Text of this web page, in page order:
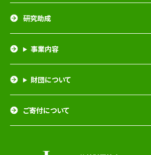
研究助成
事業内容
財団について
ご寄付について